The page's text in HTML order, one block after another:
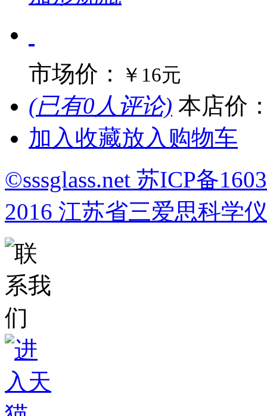
市场价： ￥16元
(已有0人评论) 本店价
加入收藏放入购物车
©sssglass.net 苏ICP备
2016 江苏省三爱思科学